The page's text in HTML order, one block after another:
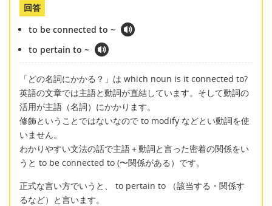
回答
to be connected to ~
to pertain to ~
「どの名詞にかかる？」は which noun is it connected to?
英語の文章では主語と動詞が直結しています。そして動詞の
活用が主語（名詞）にかかります。
修飾ということではないなので to modify などとい動詞を使
いません。
わかりやすい文法の話で主語＋動詞と言った密着の関係をい
うと to be connected to (〜関係がある）です。
正式な言い方でいうと、 to pertain to （該当する・関係す
るなど）と言います。